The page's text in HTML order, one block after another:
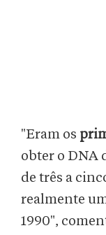
"Eram os
obter o DNA
de três a
realmente
1990",